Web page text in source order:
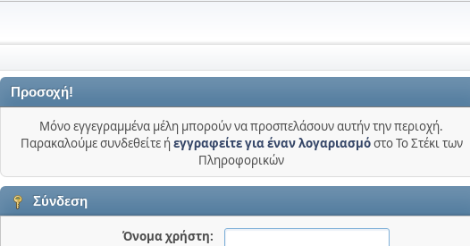
Προσοχή!
Μόνο εγγεγραμμένα μέλη μπορούν να προσπελάσουν αυτήν την περιοχή.
Παρακαλούμε συνδεθείτε ήεγγραφείτε για έναν λογαριασμόστο Το Στέκι των
Πληροφορικών
Σύνδεση
Όνομα χρήστη: